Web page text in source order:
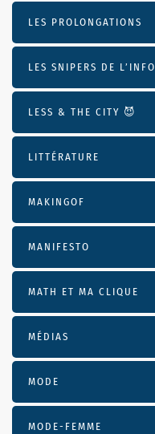
LES PROLONGATIONS
LES SNIPERS DE L’INFO
LESS & THE CITY 😈
LITTÉRATURE
MAKINGOF
MANIFESTO
MATH ET MA CLIQUE
MÉDIAS
MODE
MODE-FEMME